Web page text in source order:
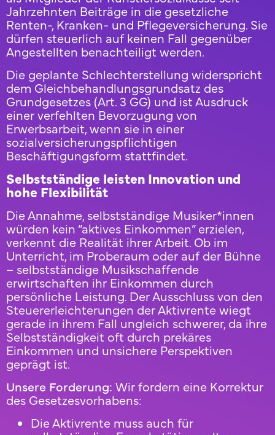
Jahrzehnten Beiträge in die gesetzliche
Renten-, Kranken- und Pflegeversicherung. Sie
dürfen steuerlich auf keinen Fall gegenüber
Angestellten benachteiligt werden.
Die geplante Schlechterstellung widerspricht
dem Gleichbehandlungsgrundsatz des
Grundgesetzes (Art. 3 GG) und ist Ausdruck
einer verfehlten Bevorzugung von
Erwerbsarbeit, wenn sie in einer
sozialversicherungspflichtigen
Beschäftigungsform stattfindet.
Selbstständige leisten Innovation und
hohe Flexibilität
Die Annahme, selbstständige Musiker*innen
würden kein “aktives Einkommen” erzielen,
verkennt die Realität ihrer Arbeit. Ob im
Unterricht, im Proberaum oder auf der Bühne
– selbstständige Musikschaffende
erwirtschaften ihr Einkommen durch
persönliche Leistung. Der Ausschluss von den
Steuererleichterungen der Aktivrente wiegt
gerade in ihrem Fall ungleich schwerer, da ihre
Selbstständigkeit oft durch prekäres
Einkommen und unsichere Perspektiven
geprägt ist.
Unsere Forderung: Wir fordern eine Korrektur
des Gesetzesvorhabens:
Die Aktivrente muss auch für